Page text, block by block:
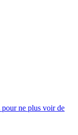
ne plus voir de